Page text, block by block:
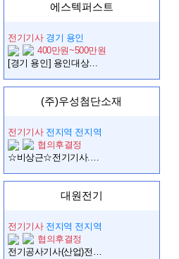
에스텍퍼스트
전기기사 경기 용인
400만원~500만원
[경기 용인] 용인대상물류 전기기사 시설소장 모집
(주)우성첨단소재
전기기사 전지역 전지역
협의후결정
☆비상근☆전기기사.경력1년이상.전기기능사.경력2년이상 구합니다
대원전기
전기기사 전지역 전지역
협의후결정
전기공사기사(산업)전기기사 구인합니다